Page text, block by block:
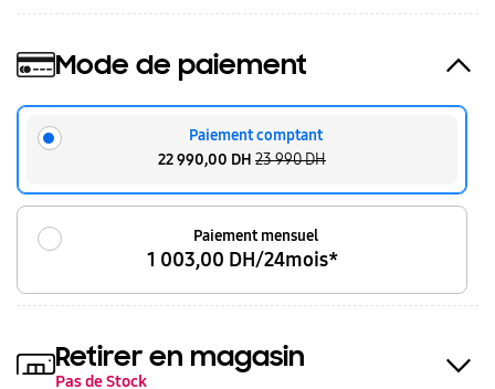
Mode de paiement
Paiement comptant
22 990,00 DH 23 990 DH
Paiement mensuel
1 003,00 DH/24mois*
Retirer en magasin
Pas de Stock